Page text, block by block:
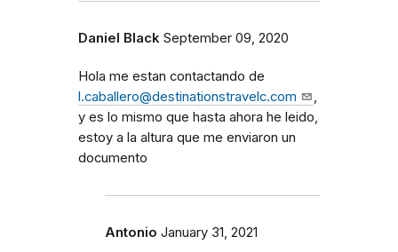
Daniel Black September 09, 2020
Hola me estan contactando de
l.caballero@destinationstravelc.com
,
y es lo mismo que hasta ahora he leido,
estoy a la altura que me enviaron un
documento
Antonio January 31, 2021